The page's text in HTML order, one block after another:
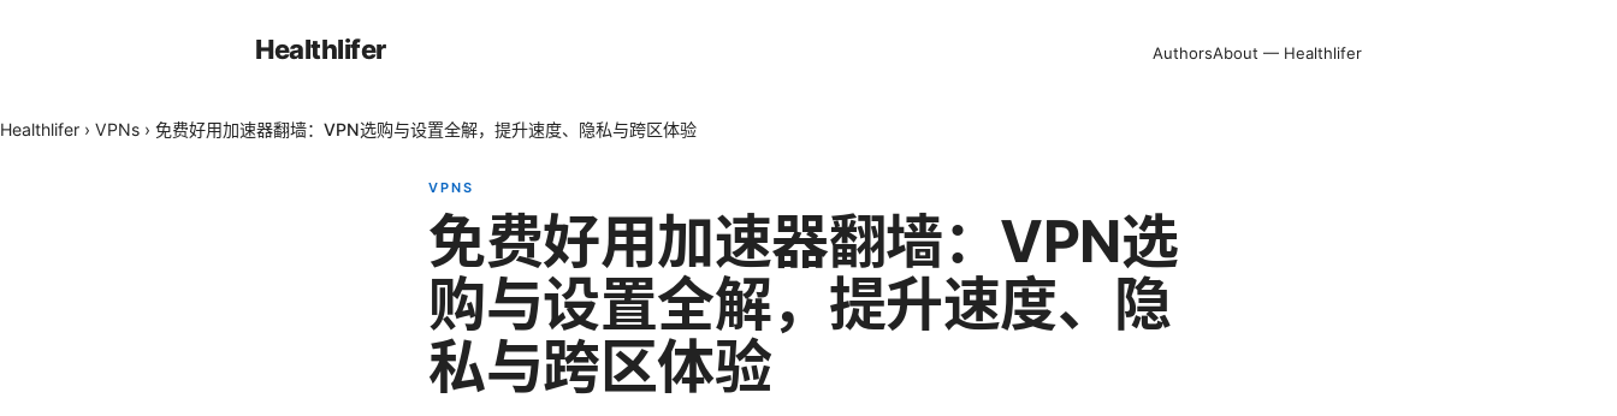
Healthlifer AuthorsAbout — Healthlifer
Healthlifer › VPNs › 免费好用加速器翻墙：VPN选购与设置全解，提升速度、隐私与跨区体验
VPNS
免费好用加速器翻墙：VPN选
购与设置全解，提升速度、隐
私与跨区体验